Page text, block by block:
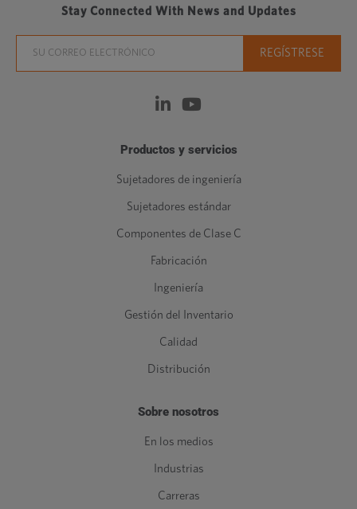
Stay Connected With News and Updates
Productos y servicios
Sujetadores de ingeniería
Sujetadores estándar
Componentes de Clase C
Fabricación
Ingeniería
Gestión del Inventario
Calidad
Distribución
Sobre nosotros
En los medios
Industrias
Carreras